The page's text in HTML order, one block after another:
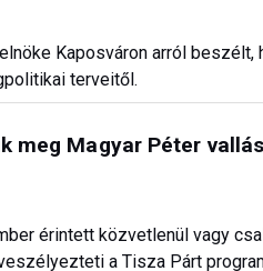
Kaposváron arról
terveitől.
meg Magyar Péter
érintett közvetlenül vagy
a Tisza Párt